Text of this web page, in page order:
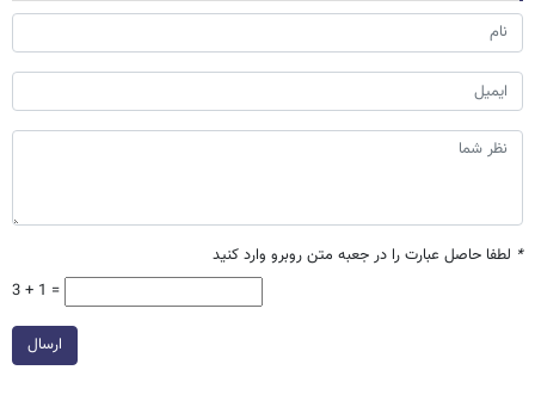
* لطفا حاصل عبارت را در جعبه متن روبرو وارد کنید
3 + 1 =
ارسال